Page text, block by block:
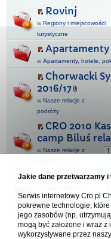
Rovinj
w Regiony i miejscowości
turystyczne
w Apartamenty, hotele,
Chorwacki
2016/17
w Nasze relacje z
podróży
CRO 2010
camp Biluś
1
w Nasze relacje z
Paliwo, czyli
trasy, noclegi,
przepisy, uwagi
Jakie dane przetwarzamy i
Serwis internetowy Cro.pl
pokrewne technologie,
jego zasobów (np.
mogą być założone i wraz
wykorzystywane przez